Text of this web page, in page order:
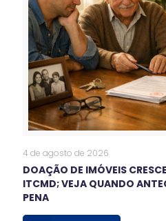
4 de agosto de 2026
DOAÇÃO DE IMÓVEIS
ITCMD; VEJA QUANDO
PENA